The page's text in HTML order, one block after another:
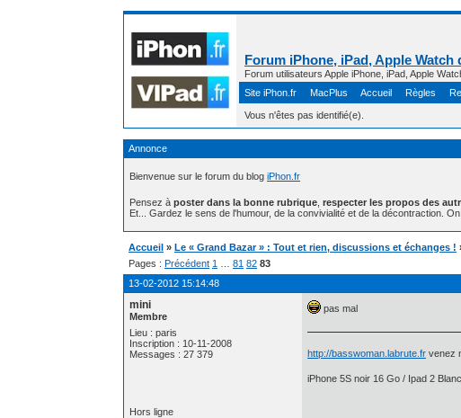
Forum iPhone, iPad, Apple Watch
Forum utilisateurs Apple iPhone, iPad, Apple
Site iPhon.fr
MacPlus Accueil Règles
Vous n'êtes pas identifié(e).
Annonce
Bienvenue sur le forum du blog iPhon.fr
Pensez à poster dans la bonne rubrique respecter les propos des
Et... Gardez le sens de l'humour, de la convivialité et de la décontraction.
Accueil » Le « Grand Bazar » : Tout et rien, discussions et échanges !
Pages : Précédent 1 81 82 83
13-02-2012 15:14:48
mini
Membre
Lieu : paris
Inscription : 10-11-2008
Messages : 27 379
pas mal
http://basswoman.labrute.fr venez
iPhone 5S noir 16 Go / Ipad 2
Hors ligne